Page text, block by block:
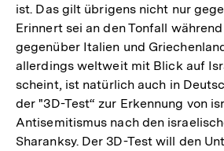
ist. Das gilt übrigens nicht nur
Erinnert sei an den Tonfall
gegenüber Italien und
allerdings weltweit mit Blick auf
scheint, ist natürlich auch in
der "3D-Test“ zur Erkennung von
Antisemitismus nach den
Sharanksy. Der 3D-Test will den